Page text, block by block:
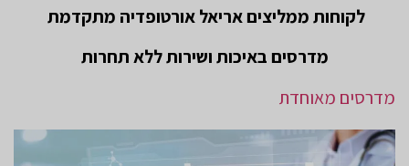
לקוחות ממליצים אריאל אורטופדיה מתקדמת
מדרסים באיכות ושירות ללא תחרות
מדרסים מאוחדת